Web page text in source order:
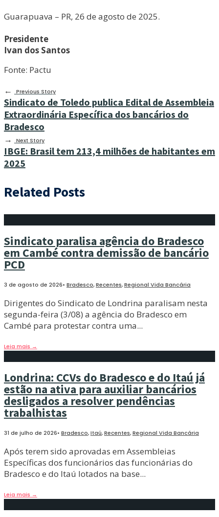
Guarapuava – PR, 26 de agosto de 2025.
Presidente
Ivan dos Santos
Fonte: Pactu
←
Previous Story
Sindicato de Toledo publica Edital de Assembleia
Extraordinária Específica dos bancários do
Bradesco
→ Next Story
IBGE: Brasil tem 213,4 milhões de habitantes em
2025
Related Posts
Sindicato paralisa agência do Bradesco
em Cambé contra demissão de bancário
PCD
3 de agosto de 2026• Bradesco,Recentes,Regional Vida Bancária
Dirigentes do Sindicato de Londrina paralisam nesta
segunda-feira (3/08) a agência do Bradesco em
Cambé para protestar contra uma...
Leia mais →
Londrina: CCVs do Bradesco e do Itaú já
estão na ativa para auxiliar bancários
desligados a resolver pendências
trabalhistas
31 de julho de 2026• Bradesco,Itaú,Recentes,Regional Vida Bancária
Após terem sido aprovadas em Assembleias
Específicas dos funcionários das funcionárias do
Bradesco e do Itaú lotados na base...
Leia mais →